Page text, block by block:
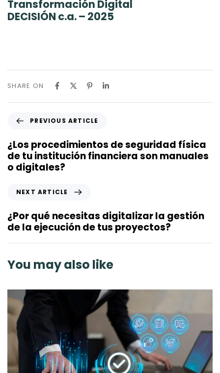
Transformación Digital
DECISIÓN c.a. – 2025
SHARE ON
e
v
i
o
r
t
i
l
PREVIOUS ARTICLE
¿Los procedimientos de seguridad física
de tu institución financiera son manuales
o digitales?
x
t
A
r
i
l
e
NEXT ARTICLE
¿Por qué necesitas digitalizar la gestión
de la ejecución de tus proyectos?
You may also like